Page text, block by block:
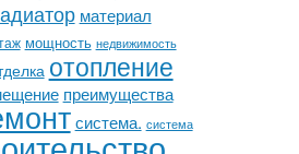
материал
мощность недвижимость
отопление
преимущества
система. система